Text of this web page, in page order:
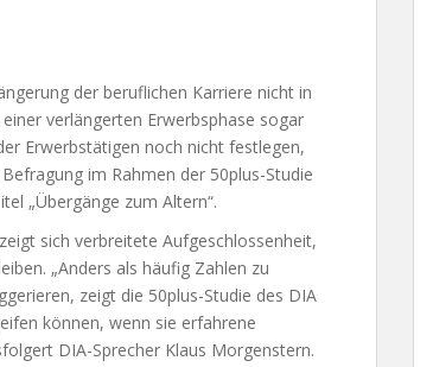
der beruflichen Karriere nicht in
verlängerten Erwerbsphase sogar
Erwerbstätigen noch nicht festlegen,
im Rahmen der 50plus-Studie
„Übergänge zum Altern“.
sich verbreitete Aufgeschlossenheit,
„Anders als häufig Zahlen zu
zeigt die 50plus-Studie des DIA
können, wenn sie erfahrene
DIA-Sprecher Klaus Morgenstern.